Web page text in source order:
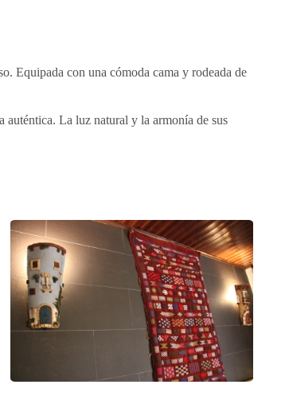
Equipada con una cómoda cama y rodeada de
auténtica. La luz natural y la armonía de sus